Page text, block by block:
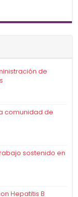
de
comunidad de
sostenido en
Hepatitis B